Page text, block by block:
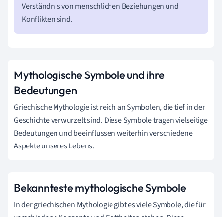
Verständnis von menschlichen Beziehungen und
Konflikten sind.
Mythologische Symbole und ihre
Bedeutungen
Griechische Mythologie ist reich an Symbolen, die tief in der
Geschichte verwurzelt sind. Diese Symbole tragen vielseitige
Bedeutungen und beeinflussen weiterhin verschiedene
Aspekte unseres Lebens.
Bekannteste mythologische Symbole
In der griechischen Mythologie gibt es viele Symbole, die für